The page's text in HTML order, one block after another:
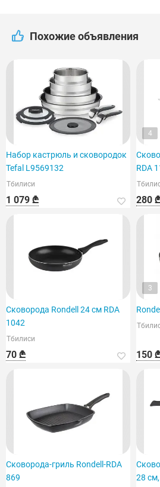
Похожие объявления
Набор кастрюль и сковородок
Tefal L9569132
Тбилиси
1 079 ₾
4
RDA
280
Сковорода Rondell 24 см RDA
1042
Тбилиси
70 ₾
3
150
Сковорода-гриль Rondell-RDA
869
28